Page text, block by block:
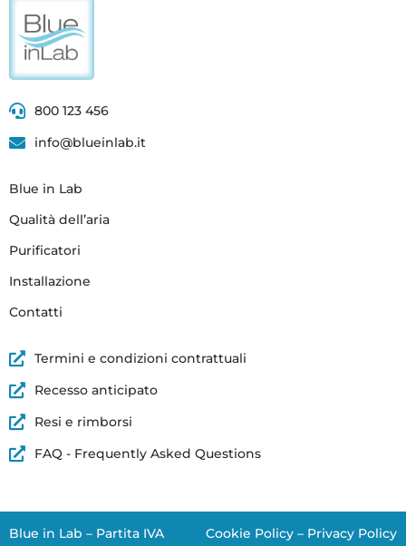
800 123 456
info@blueinlab.it
Blue in Lab
Qualità dell’aria
Purificatori
Installazione
Contatti
Termini e condizioni contrattuali
Recesso anticipato
Resi e rimborsi
FAQ - Frequently Asked Questions
Blue in Lab – Partita IVA Cookie Policy – Privacy Policy